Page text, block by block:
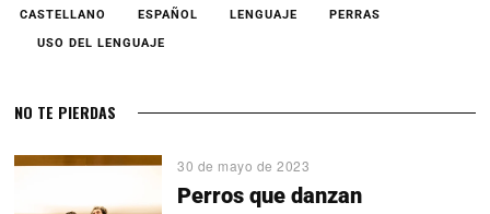
CASTELLANO ESPAÑOL LENGUAJE
PERRAS
USO DEL LENGUAJE
NO TE PIERDAS
30 de mayo de 2023
Perros que danzan